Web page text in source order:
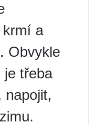
krmí a
Obvykle
je třeba
napojit,